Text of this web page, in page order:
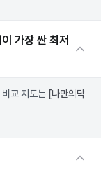
가장 싼 최저
교 지도는 [나만의닥